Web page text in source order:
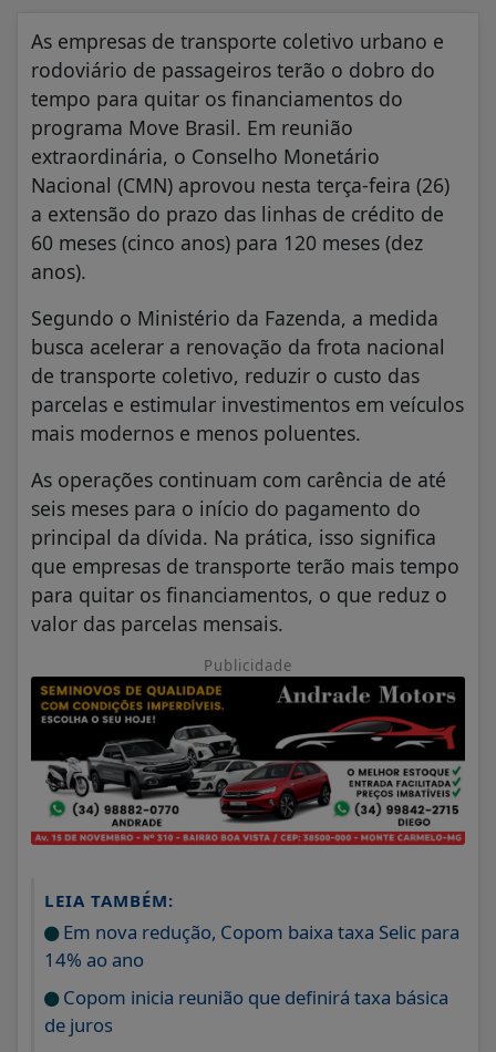
As empresas de transporte coletivo urbano e
rodoviário de passageiros terão o dobro do
tempo para quitar os financiamentos do
programa Move Brasil. Em reunião
extraordinária, o Conselho Monetário
Nacional (CMN) aprovou nesta terça-feira (26)
a extensão do prazo das linhas de crédito de
60 meses (cinco anos) para 120 meses (dez
anos).
Segundo o Ministério da Fazenda, a medida
busca acelerar a renovação da frota nacional
de transporte coletivo, reduzir o custo das
parcelas e estimular investimentos em veículos
mais modernos e menos poluentes.
As operações continuam com carência de até
seis meses para o início do pagamento do
principal da dívida. Na prática, isso significa
que empresas de transporte terão mais tempo
para quitar os financiamentos, o que reduz o
valor das parcelas mensais.
Publicidade
LEIA TAMBÉM:
Em nova redução, Copom baixa taxa Selic para
14% ao ano
Copom inicia reunião que definirá taxa básica
de juros